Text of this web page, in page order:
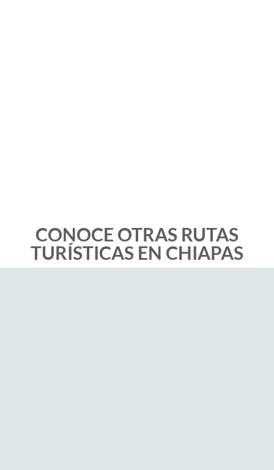
CONOCE OTRAS RUTAS
TURÍSTICAS EN CHIAPAS